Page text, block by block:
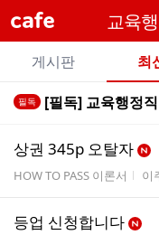
cafe 교육
카
페
메
뉴
게시판 최
전
글
트
필독 [필독] 교육행정
상권 345p 오탈자
게시판명
HOW TO PASS 이론서 작
이
등업 신청합니다